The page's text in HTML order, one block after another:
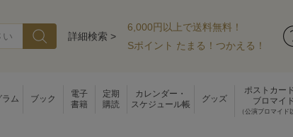
詳細検索 >
6,000円以上で送料無料！
Sポイント たまる！つかえる！
ム ブック
電子
書籍
定期
購読
カレンダー・
スケジュール帳
グッズ
ポストカー
ブロマイ
（公演ブロマイド